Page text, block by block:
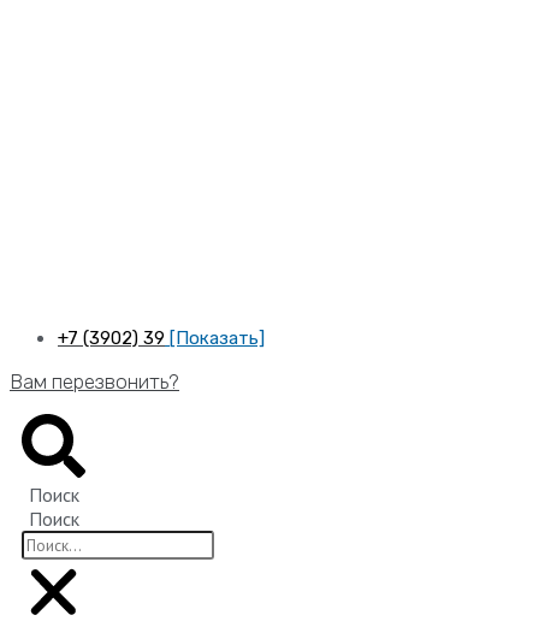
+7 (3902) 39 [Показать]
Вам перезвонить?
Поиск
Поиск